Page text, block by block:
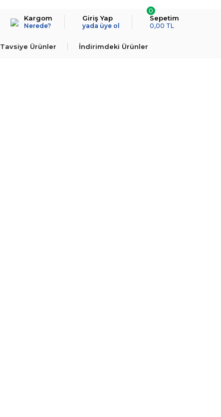
Kargom
Nerede?
Giriş Yap
yada üye ol
0
Sepetim
0,00 TL
Tavsiye Ürünler İndirimdeki Ürünler